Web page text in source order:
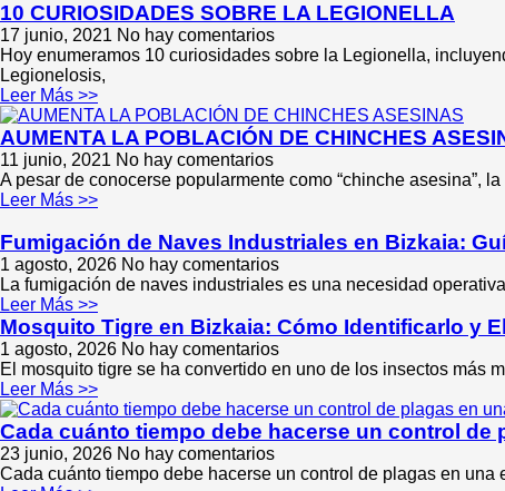
10 CURIOSIDADES SOBRE LA LEGIONELLA
17 junio, 2021 No hay comentarios
Hoy enumeramos 10 curiosidades sobre la Legionella,
Legionelosis,
Leer Más >>
AUMENTA LA POBLACIÓN DE CHINCHES
11 junio, 2021 No hay comentarios
A pesar de conocerse popularmente como “chinche asesina”,
Leer Más >>
Fumigación de Naves Industriales en Bizkaia:
1 agosto, 2026 No hay comentarios
La fumigación de naves industriales es una necesidad
Leer Más >>
Mosquito Tigre en Bizkaia: Cómo Identificarlo y
1 agosto, 2026 No hay comentarios
El mosquito tigre se ha convertido en uno de los insectos más
Leer Más >>
Cada cuánto tiempo debe hacerse un control de
23 junio, 2026 No hay comentarios
Cada cuánto tiempo debe hacerse un control de plagas en